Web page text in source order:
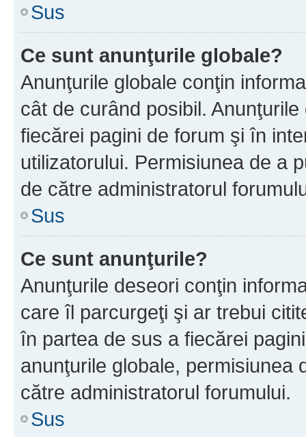
Sus
Ce sunt anunţurile globale?
Anunţurile globale conţin
cât de curând posibil.
fiecărei pagini de forum şi în
utilizatorului. Permisiunea de a
de către administratorul
Sus
Ce sunt anunţurile?
Anunţurile deseori conţin
care îl parcurgeţi şi ar trebui
în partea de sus a fiecărei
anunţurile globale, permisiunea
către administratorul forumului.
Sus